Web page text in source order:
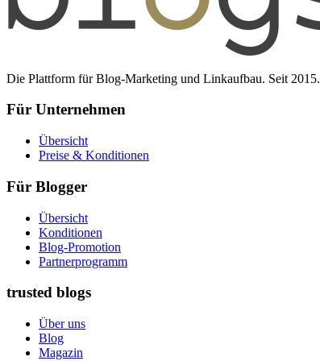
Die Plattform für Blog-Marketing und Linkaufbau. Seit 2015.
Für Unternehmen
Übersicht
Preise & Konditionen
Für Blogger
Übersicht
Konditionen
Blog-Promotion
Partnerprogramm
trusted blogs
Über uns
Blog
Magazin